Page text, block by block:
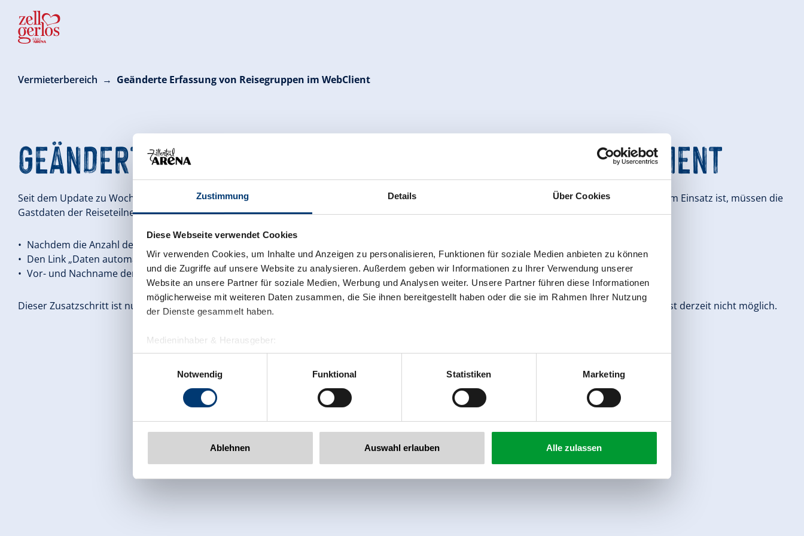
Zustimmung Details Über Cookies
Diese Webseite verwendet Cookies
Wir verwenden Cookies, um Inhalte und Anzeigen zu personalisieren, Funktionen für soziale Medien anbieten zu können
und die Zugriffe auf unsere Website zu analysieren. Außerdem geben wir Informationen zu Ihrer Verwendung unserer
Website an unsere Partner für soziale Medien, Werbung und Analysen weiter. Unsere Partner führen diese Informationen
möglicherweise mit weiteren Daten zusammen, die Sie ihnen bereitgestellt haben oder die sie im Rahmen Ihrer Nutzung
der Dienste gesammelt haben.
Medieninhaber & Herausgeber:
Zeller Bergbahnen Zillertal GmbH & Co KG
Rohr 23// A-6280 Zell am Ziller
www.zillertalarena.com
Notwendig
Funktional Statistiken Marketing
Ablehnen Auswahl erlauben Alle zulassen
Vermieterbereich Geänderte Erfassung von Reisegruppen im WebClient
GEÄNDERTE ERFASSUNG VON REISEGRUPPEN IM WEBCLIENT
Seit dem Update zu Wochenbeginn hat sich im WebClient die Erfassung von Reisegruppen
geändert: Auch wenn keine elektronische Gästekarte im Einsatz ist, müssen die
Gastdaten der Reiseteilnehmer*innen erfasst sein. Andernfalls ist das Speichern der Reisegruppe nicht möglich. Hier der Lösungsweg:
Nachdem die Anzahl der Reiseteilnehmer*innen erfasst wurde, bitte auf den Button „Zu Gruppen-Details wechseln“ klicken.
Den Link „Daten automatisch ausfüllen und ändern“ anklicken und mit „Zuweisen“ bestätigen.
Vor- und Nachname der Gäste werden denn standardmäßig befüllt, alternativ können natürlich auch die Echtnamen erfasst werden.
Dieser Zusatzschritt ist nur vorübergehend erforderlich! Das Speichern einer Gruppenmeldung, ohne in die „Reisegruppe Details“ zu wechseln, ist derzeit nicht möglich.